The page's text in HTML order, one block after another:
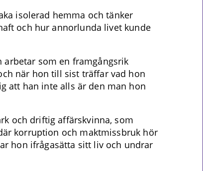
isolerad hemma och tänker
och hur annorlunda livet kunde
arbetar som en framgångsrik
när hon till sist träffar vad hon
att han inte alls är den man hon
och driftig affärskvinna, som
korruption och maktmissbruk hör
hon ifrågasätta sitt liv och undrar